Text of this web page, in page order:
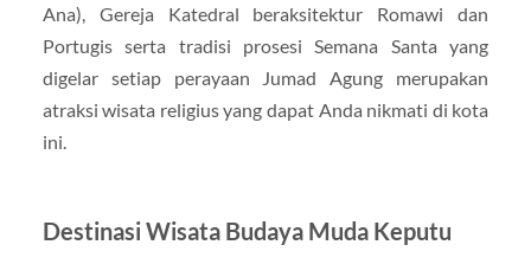
Ana), Gereja Katedral beraksitektur Romawi dan
Portugis serta tradisi prosesi Semana Santa yang
digelar setiap perayaan Jumad Agung merupakan
atraksi wisata religius yang dapat Anda nikmati di kota
ini.
Destinasi Wisata Budaya Muda Keputu